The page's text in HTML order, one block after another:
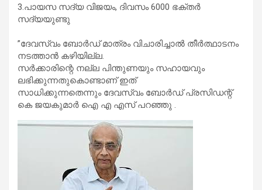
3.പായസ സദ്യ വിജയം, ദിവസം 6000 ഭക്തർ
സദ്യയുണ്ടു
”ദേവസ്വം ബോർഡ് മാത്രം വിചാരിച്ചാൽ തീർത്ഥാടനം
നടത്താൻ കഴിയില്ല.
സർക്കാരിന്റെ നല്ല പിന്തുണയും സഹായവും
ലഭിക്കുന്നതുകൊണ്ടാണ് ഇത്
സാധിക്കുന്നതെന്നും ദേവസ്വം ബോർഡ് പ്രസിഡന്റ്
കെ ജയകുമാർ ഐ എ എസ് പറഞ്ഞു .